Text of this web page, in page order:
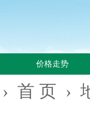
价格走势
首 页 ›